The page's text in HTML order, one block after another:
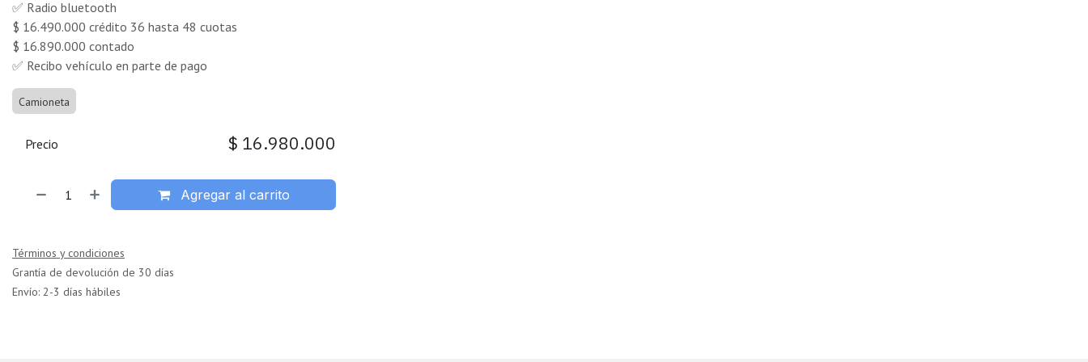
✅ Radio bluetooth
$ 16.490.000 crédito 36 hasta 48 cuotas
$ 16.890.000 contado
✅ Recibo vehículo en parte de pago
Camioneta
Agregar al carrito
Precio $ 16.980.000
Términos y condiciones
Grantía de devolución de 30 días
Envío: 2-3 días hábiles